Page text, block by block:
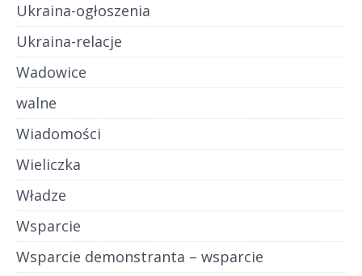
Ukraina-ogłoszenia
Ukraina-relacje
Wadowice
walne
Wiadomości
Wieliczka
Władze
Wsparcie
Wsparcie demonstranta – wsparcie